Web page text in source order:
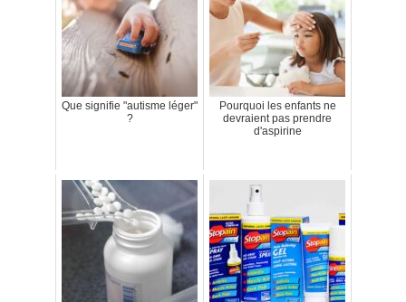
Que signifie "autisme léger"
?
Pourquoi les enfants ne
devraient pas prendre
d'aspirine